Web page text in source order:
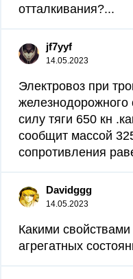
отталкивания?...
jf7yyf
14.05.2023
Электровоз при
железнодорожного
силу тяги 650 кн
сообщит массой
сопротивления
Davidggg
14.05.2023
Какими
агрегатных